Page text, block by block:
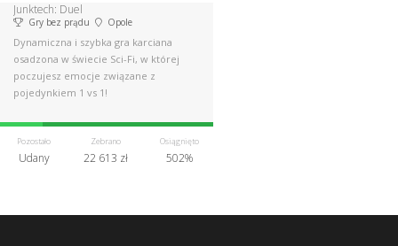
Junktech: Duel
Gry bez prądu Opole
Dynamiczna i szybka gra karciana
osadzona w świecie Sci-Fi, w której
poczujesz emocje związane z
pojedynkiem 1 vs 1!
Pozostało
Udany
Zebrano
22 613 zł
Osiągnięto
502%